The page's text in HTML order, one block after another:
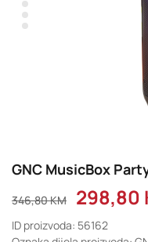
GNC MusicBox
346,80KM 298,80
ID proizvoda: 56162